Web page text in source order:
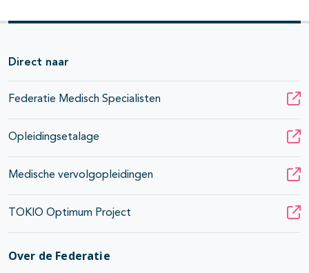
Direct naar
Federatie Medisch Specialisten
Opleidingsetalage
Medische vervolgopleidingen
TOKIO Optimum Project
Over de Federatie